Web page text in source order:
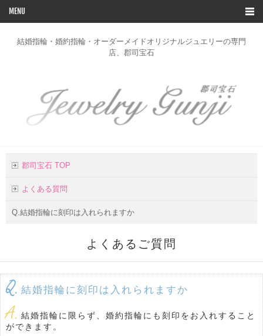
MENU
ブライダルリングコレクション
オーダー
リフォーム
結婚指輪・婚約指輪・オーダーメイドオリジナルジュエリーの専門
店、郡司宝石
郡司宝石 TOP
よくある質問
Q.結婚指輪に刻印は入れられますか
よくあるご質問
Q. 結婚指輪に刻印は入れられますか
A. 結婚指輪に限らず、婚約指輪にも刻印をお入れすること
ができます。